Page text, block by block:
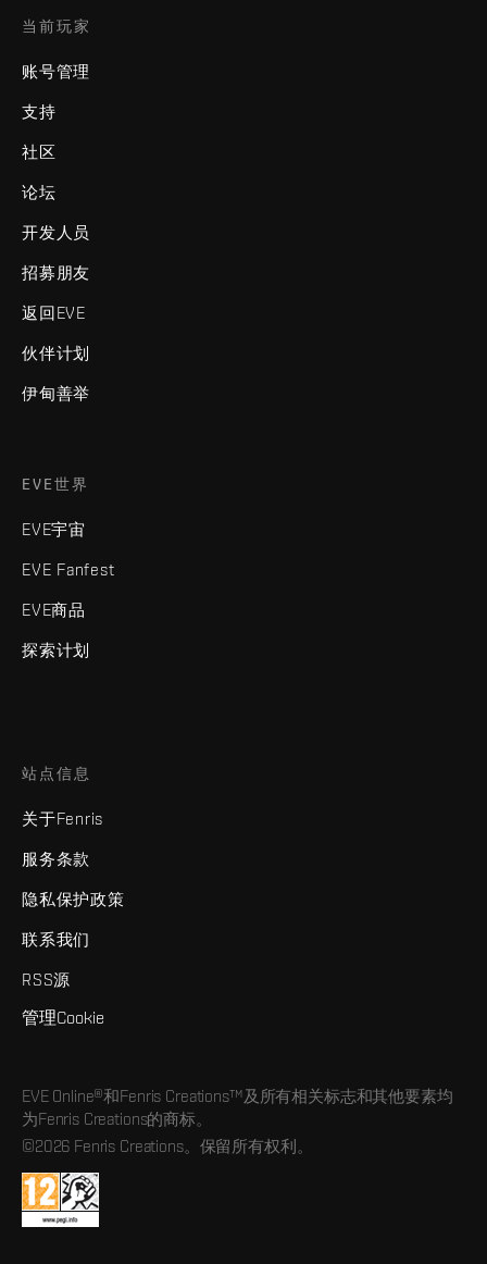
当前玩家
账号管理
支持
社区
论坛
开发人员
招募朋友
返回EVE
伙伴计划
伊甸善举
EVE世界
EVE宇宙
EVE Fanfest
EVE商品
探索计划
站点信息
关于Fenris
服务条款
隐私保护政策
联系我们
RSS源
管理Cookie
EVE Online®和Fenris Creations™及所有相关标志和其他要素均
为Fenris Creations的商标。
©2026 Fenris Creations。保留所有权利。